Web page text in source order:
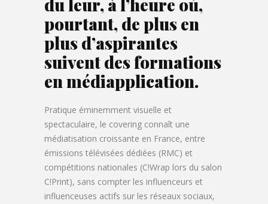
du leur, à l’heure où,
pourtant, de plus en
plus d’aspirantes
suivent des formations
en médiapplication.
Pratique éminemment visuelle et
spectaculaire, le covering connaît une
médiatisation croissante en France, entre
émissions télévisées dédiées (RMC) et
compétitions nationales (C!Wrap lors du salon
C!Print), sans compter les influenceurs et
influenceuses actifs sur les réseaux sociaux,